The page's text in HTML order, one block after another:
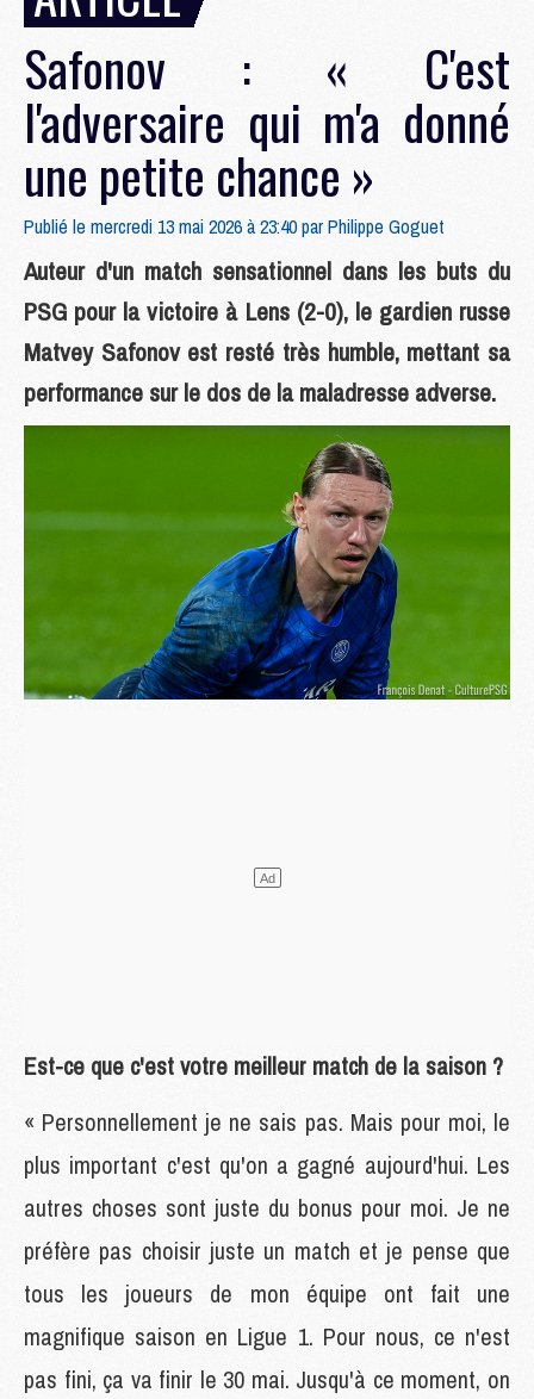
Safonov : « C'est
l'adversaire qui m'a donné
une petite chance »
Publié le mercredi 13 mai 2026 à 23:40 parPhilippe Goguet
Auteur d'un match sensationnel dans les buts du
PSG pour la victoire à Lens (2-0), le gardien russe
Matvey Safonov est resté très humble, mettant sa
performance sur le dos de la maladresse adverse.
Est-ce que c'est votre meilleur match de la saison ?
« Personnellement je ne sais pas. Mais pour moi, le
plus important c'est qu'on a gagné aujourd'hui. Les
autres choses sont juste du bonus pour moi. Je ne
préfère pas choisir juste un match et je pense que
tous les joueurs de mon équipe ont fait une
magnifique saison en Ligue 1. Pour nous, ce n'est
pas fini, ça va finir le 30 mai. Jusqu'à ce moment, on